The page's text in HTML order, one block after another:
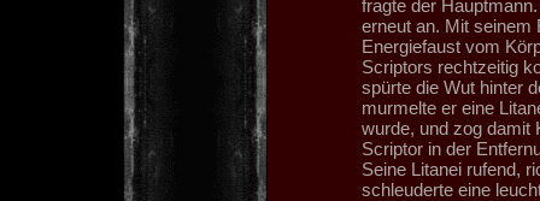
fragte der
erneut an. Mit seinem
Energiefaust vom
Scriptors rechtzeitig
spürte die Wut hinter
murmelte er eine
wurde, und zog damit
Scriptor in der
Seine Litanei rufend,
schleuderte eine